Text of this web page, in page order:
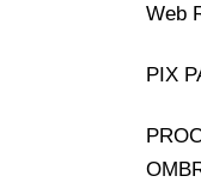
Web
PIX